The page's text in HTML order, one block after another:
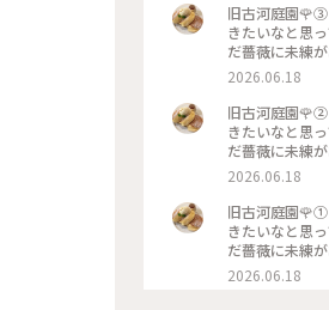
旧古河庭園🌹③ 大正時代から続く歴史・文化・自然を兼ね備えた文化財庭園⁡ 旧古河庭園🌹 以前から 薔薇の季節に行
きたいなと思っていたの
だ薔薇に未練
いていて 素敵
です☕️🫖
2026.06.18
旧古河庭園🌹② 大正時代から続く歴史・文化・自然を兼ね備えた文化財庭園⁡ 旧古河庭園🌹 以前から 薔薇の季節に行
きたいなと思っていたの
だ薔薇に未練
いていて 素敵
です☕️🫖
2026.06.18
旧古河庭園🌹① 大正時代から続く歴史・文化・自然を兼ね備えた文化財庭園⁡ 旧古河庭園🌹 以前から 薔薇の季節に行
きたいなと思っていたの
だ薔薇に未練
いていて 素敵
です☕️🫖
2026.06.18